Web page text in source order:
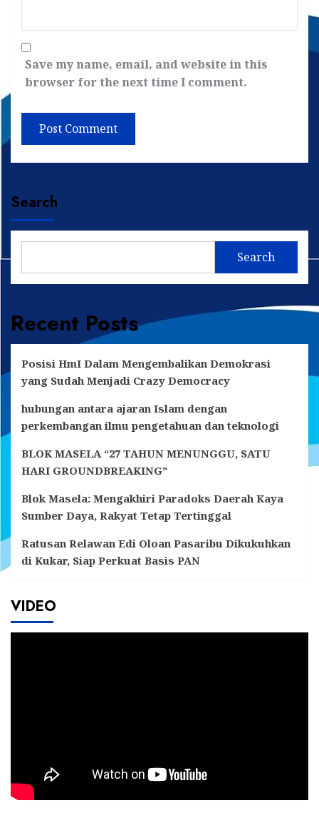
Save my name, email, and website in this
browser for the next time I comment.
Search
Search
Recent Posts
Posisi HmI Dalam Mengembalikan Demokrasi
yang Sudah Menjadi Crazy Democracy
hubungan antara ajaran Islam dengan
perkembangan ilmu pengetahuan dan teknologi
BLOK MASELA “27 TAHUN MENUNGGU, SATU
HARI GROUNDBREAKING”
Blok Masela: Mengakhiri Paradoks Daerah Kaya
Sumber Daya, Rakyat Tetap Tertinggal
Ratusan Relawan Edi Oloan Pasaribu Dikukuhkan
di Kukar, Siap Perkuat Basis PAN
VIDEO